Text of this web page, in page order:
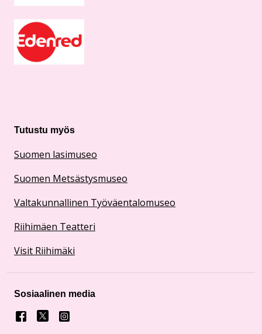
Tutustu myös
Suomen lasimuseo
Suomen Metsästysmuseo
Valtakunnallinen Työväentalomuseo
Riihimäen Teatteri
Visit Riihimäki
Sosiaalinen media
Facebook
X Instagram